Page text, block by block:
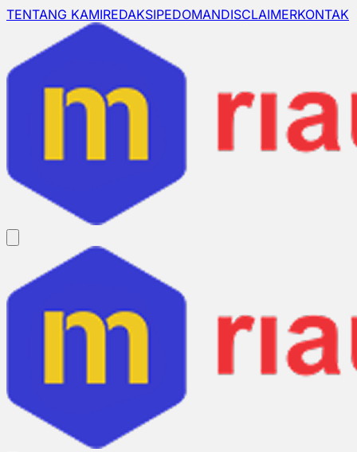
TENTANG KAMIREDAKSIPEDOMANDISCLAIMERKONTAK